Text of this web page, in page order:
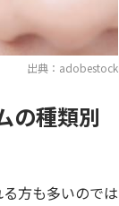
出典：adobestock
の種類別
方も多いのでは